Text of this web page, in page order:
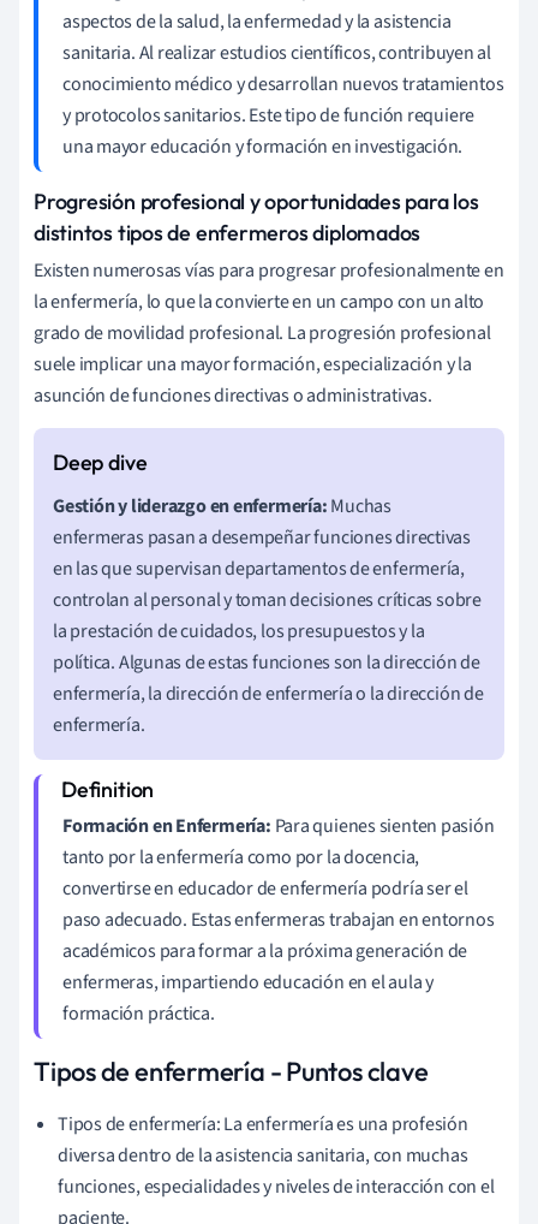
aspectos de la salud, la enfermedad y la asistencia
sanitaria. Al realizar estudios científicos, contribuyen al
conocimiento médico y desarrollan nuevos tratamientos
y protocolos sanitarios. Este tipo de función requiere
una mayor educación y formación en investigación.
Progresión profesional y oportunidades para los
distintos tipos de enfermeros diplomados
Existen numerosas vías para progresar profesionalmente en
la enfermería, lo que la convierte en un campo con un alto
grado de movilidad profesional. La progresión profesional
suele implicar una mayor formación, especialización y la
asunción de funciones directivas o administrativas.
Gestión y liderazgo en enfermería:Muchas
enfermeras pasan a desempeñar funciones directivas
en las que supervisan departamentos de enfermería,
controlan al personal y toman decisiones críticas sobre
la prestación de cuidados, los presupuestos y la
política. Algunas de estas funciones son la dirección de
enfermería, la dirección de enfermería o la dirección de
enfermería.
Formación en Enfermería: Para quienes sienten pasión
tanto por la enfermería como por la docencia,
convertirse en educador de enfermería podría ser el
paso adecuado. Estas enfermeras trabajan en entornos
académicos para formar a la próxima generación de
enfermeras, impartiendo educación en el aula y
formación práctica.
Tipos de enfermería - Puntos clave
Tipos de enfermería: La enfermería es una profesión
diversa dentro de la asistencia sanitaria, con muchas
funciones, especialidades y niveles de interacción con el
paciente.